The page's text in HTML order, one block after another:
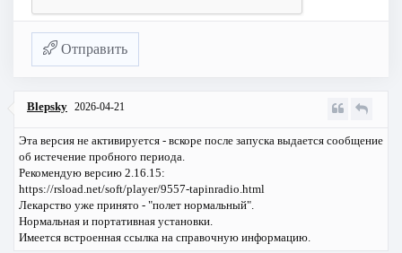
Отправить
Blepsky 2026-04-21
Эта версия не активируется - вскоре после запуска выдается сообщение
об истечение пробного периода.
Рекомендую версию 2.16.15:
https://rsload.net/soft/player/9557-tapinradio.html
Лекарство уже принято - "полет нормальный".
Нормальная и портативная установки.
Имеется встроенная ссылка на справочную информацию.